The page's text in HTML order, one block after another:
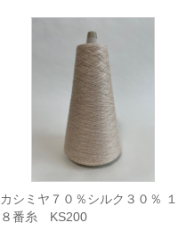
カシミヤ７０％シルク３０％ １
８番糸 KS200